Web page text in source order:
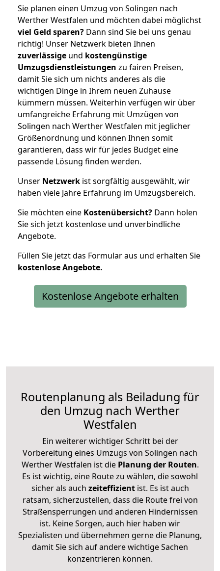
Sie planen einen Umzug von Solingen nach
Werther Westfalen und möchten dabei möglichst
viel Geld sparen? Dann sind Sie bei uns genau
richtig! Unser Netzwerk bieten Ihnen
zuverlässige und kostengünstige
Umzugsdienstleistungen zu fairen Preisen,
damit Sie sich um nichts anderes als die
wichtigen Dinge in Ihrem neuen Zuhause
kümmern müssen. Weiterhin verfügen wir über
umfangreiche Erfahrung mit Umzügen von
Solingen nach Werther Westfalen mit jeglicher
Größenordnung und können Ihnen somit
garantieren, dass wir für jedes Budget eine
passende Lösung finden werden.
Unser Netzwerk ist sorgfältig ausgewählt, wir
haben viele Jahre Erfahrung im Umzugsbereich.
Sie möchten eine Kostenübersicht? Dann holen
Sie sich jetzt kostenlose und unverbindliche
Angebote.
Füllen Sie jetzt das Formular aus und erhalten Sie
kostenloseAngebote.
Kostenlose Angebote erhalten
Routenplanung als Beiladung für
den Umzug nach Werther
Westfalen
Ein weiterer wichtiger Schritt bei der
Vorbereitung eines Umzugs von Solingen nach
Werther Westfalen ist diePlanung der Routen.
Es ist wichtig, eine Route zu wählen, die sowohl
sicher als auch zeiteffizientist. Es ist auch
ratsam, sicherzustellen, dass die Route frei von
Straßensperrungen und anderen Hindernissen
ist. Keine Sorgen, auch hier haben wir
Spezialisten und übernehmen gerne die Planung,
damit Sie sich auf andere wichtige Sachen
konzentrieren können.